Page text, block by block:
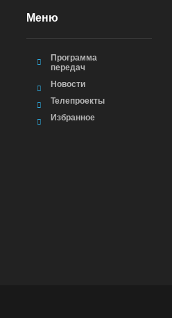
Меню
Программа
передач
Новости
Телепроекты
Избранное